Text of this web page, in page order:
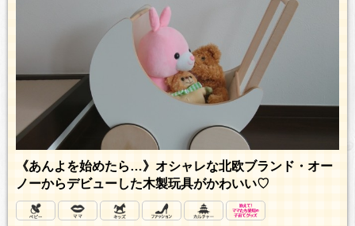
《あんよを始めたら…》オシャレな北欧ブランド・オー
ノーからデビューした木製玩具がかわいい♡